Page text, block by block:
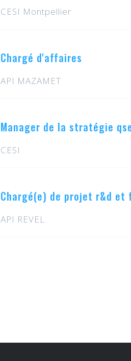
CESI Montpellier
Chargé d'affaires
API MAZAMET
Manager de la stratégie
CESI
Chargé(e) de projet r&d
API REVEL